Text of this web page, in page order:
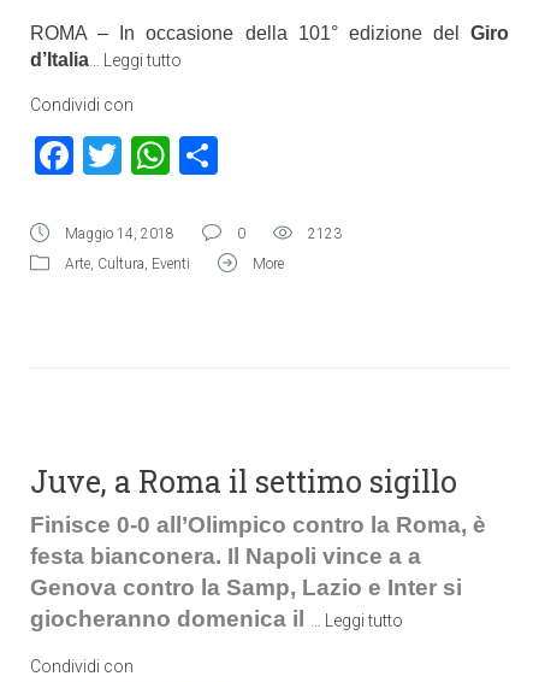
ROMA – In occasione della 101° edizione del Giro
d’Italia
Leggi tutto
Condividi con
Facebook
TwitterWhatsApp
Maggio 14, 2018 0
2123
Arte, Cultura, Eventi More
Juve, a Roma il settimo sigillo
Finisce 0-0 all’Olimpico contro la Roma, è
festa bianconera. Il Napoli vince a a
Genova contro la Samp, Lazio e Inter si
giocheranno domenica il
Leggi tutto
Condividi con